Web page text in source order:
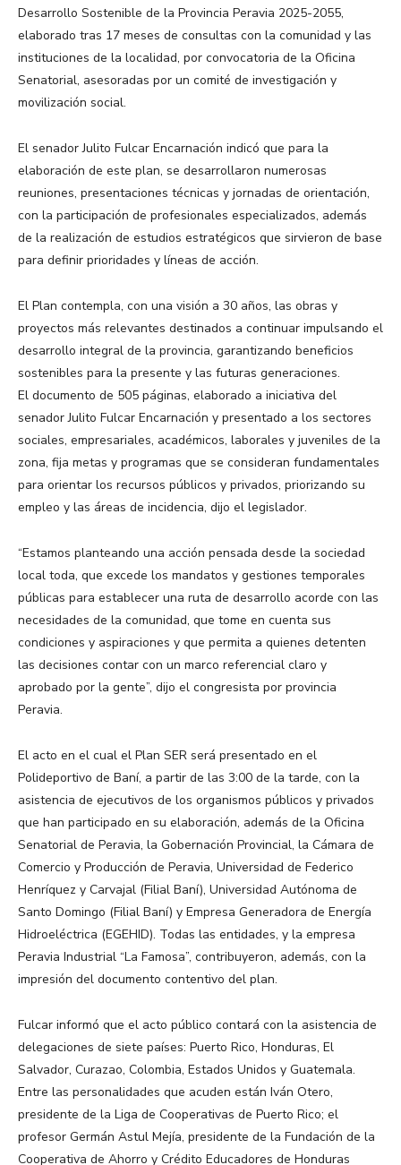
Desarrollo Sostenible de la Provincia Peravia 2025-2055,
elaborado tras 17 meses de consultas con la comunidad y las
instituciones de la localidad, por convocatoria de la Oficina
Senatorial, asesoradas por un comité de investigación y
movilización social.
El senador Julito Fulcar Encarnación indicó que para la
elaboración de este plan, se desarrollaron numerosas
reuniones, presentaciones técnicas y jornadas de orientación,
con la participación de profesionales especializados, además
de la realización de estudios estratégicos que sirvieron de base
para definir prioridades y líneas de acción.
El Plan contempla, con una visión a 30 años, las obras y
proyectos más relevantes destinados a continuar impulsando el
desarrollo integral de la provincia, garantizando beneficios
sostenibles para la presente y las futuras generaciones.
El documento de 505 páginas, elaborado a iniciativa del
senador Julito Fulcar Encarnación y presentado a los sectores
sociales, empresariales, académicos, laborales y juveniles de la
zona, fija metas y programas que se consideran fundamentales
para orientar los recursos públicos y privados, priorizando su
empleo y las áreas de incidencia, dijo el legislador.
“Estamos planteando una acción pensada desde la sociedad
local toda, que excede los mandatos y gestiones temporales
públicas para establecer una ruta de desarrollo acorde con las
necesidades de la comunidad, que tome en cuenta sus
condiciones y aspiraciones y que permita a quienes detenten
las decisiones contar con un marco referencial claro y
aprobado por la gente”, dijo el congresista por provincia
Peravia.
El acto en el cual el Plan SER será presentado en el
Polideportivo de Baní, a partir de las 3:00 de la tarde, con la
asistencia de ejecutivos de los organismos públicos y privados
que han participado en su elaboración, además de la Oficina
Senatorial de Peravia, la Gobernación Provincial, la Cámara de
Comercio y Producción de Peravia, Universidad de Federico
Henríquez y Carvajal (Filial Baní), Universidad Autónoma de
Santo Domingo (Filial Baní) y Empresa Generadora de Energía
Hidroeléctrica (EGEHID). Todas las entidades, y la empresa
Peravia Industrial “La Famosa”, contribuyeron, además, con la
impresión del documento contentivo del plan.
Fulcar informó que el acto público contará con la asistencia de
delegaciones de siete países: Puerto Rico, Honduras, El
Salvador, Curazao, Colombia, Estados Unidos y Guatemala.
Entre las personalidades que acuden están Iván Otero,
presidente de la Liga de Cooperativas de Puerto Rico; el
profesor Germán Astul Mejía, presidente de la Fundación de la
Cooperativa de Ahorro y Crédito Educadores de Honduras